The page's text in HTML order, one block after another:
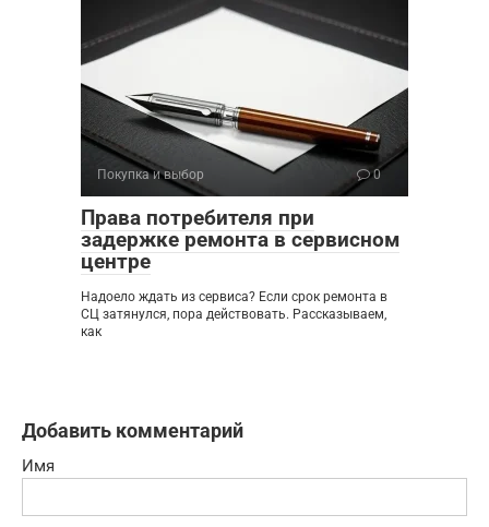
Покупка и выбор 0
Права потребителя при
задержке ремонта в сервисном
центре
Надоело ждать из сервиса? Если срок ремонта в
СЦ затянулся, пора действовать. Рассказываем,
как
Добавить комментарий
Имя